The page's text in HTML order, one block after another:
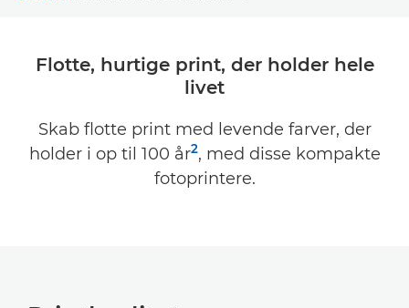
SELPHY Photo Layout-app
Flotte, hurtige print, der holder hele
livet
Skab flotte print med levende farver, der
holder i op til 100 år2, med disse kompakte
fotoprintere.